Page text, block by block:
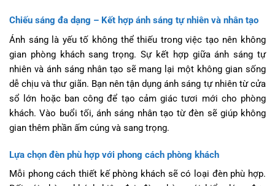
Chiếu sáng đa dạng – Kết hợp ánh sáng tự nhiên và nhân tạo
Ánh sáng là yếu tố không thể thiếu trong việc tạo nên không
gian phòng khách sang trọng. Sự kết hợp giữa ánh sáng tự
nhiên và ánh sáng nhân tạo sẽ mang lại một không gian sống
dễ chịu và thư giãn. Bạn nên tận dụng ánh sáng tự nhiên từ cửa
sổ lớn hoặc ban công để tạo cảm giác tươi mới cho phòng
khách. Vào buổi tối, ánh sáng nhân tạo từ đèn sẽ giúp không
gian thêm phần ấm cúng và sang trọng.
Lựa chọn đèn phù hợp với phong cách phòng khách
Mỗi phong cách thiết kế phòng khách sẽ có loại đèn phù hợp.